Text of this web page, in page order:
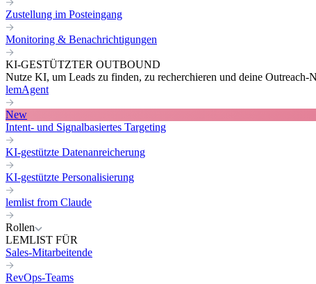
Zustellung im Posteingang
Monitoring & Benachrichtigungen
KI-GESTÜTZTER OUTBOUND
Nutze KI, um Leads zu finden, zu recherchieren und deine
lemAgent
New
Intent- und Signalbasiertes Targeting
KI-gestützte Datenanreicherung
KI-gestützte Personalisierung
lemlist from Claude
Rollen
LEMLIST FÜR
Sales-Mitarbeitende
RevOps-Teams